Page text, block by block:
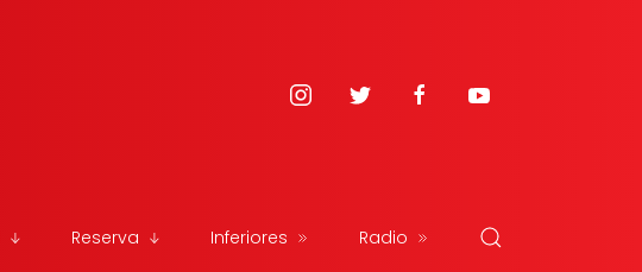
Reserva Inferiores Radio